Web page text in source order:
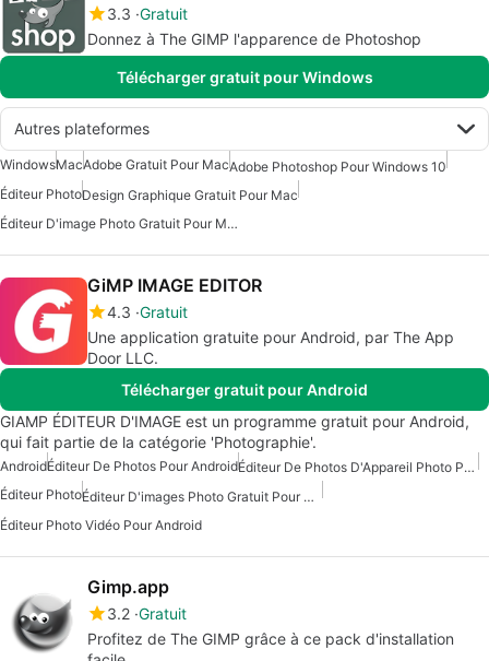
3.3 Gratuit
Donnez à The GIMP l'apparence de Photoshop
Télécharger gratuit pour Windows
Autres plateformes
WindowsMacAdobe Gratuit Pour MacAdobe Photoshop Pour Windows 10
Éditeur PhotoDesign Graphique Gratuit Pour Mac
Éditeur D'image Photo Gratuit Pour Mac
GiMP IMAGE EDITOR
4.3 Gratuit
Une application gratuite pour Android, par The App
Door LLC.
Télécharger gratuit pour Android
GIAMP ÉDITEUR D'IMAGE est un programme gratuit pour Android,
qui fait partie de la catégorie 'Photographie'.
AndroidÉditeur De Photos Pour Android
Éditeur De Photos D'Appareil Photo Pour Android
Éditeur Photo
Éditeur D'images Photo Gratuit Pour Android
Éditeur Photo Vidéo Pour Android
Gimp.app
3.2 Gratuit
Profitez de The GIMP grâce à ce pack d'installation